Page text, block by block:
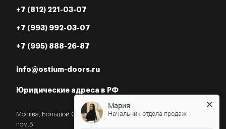
+7 (812) 221-03-07
+7 (993) 992-03-07
+7 (995) 888-26-87
info@ostium-doors.ru
Юридические адреса в РФ
Москва, Большой Староданиловский пер., 2с7,
пом.5.
Мария
Начальник отдела продаж